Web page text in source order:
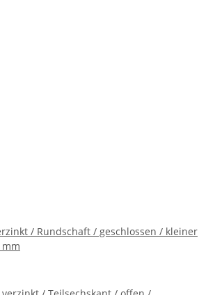
/ Rundschaft / geschlossen / kleiner